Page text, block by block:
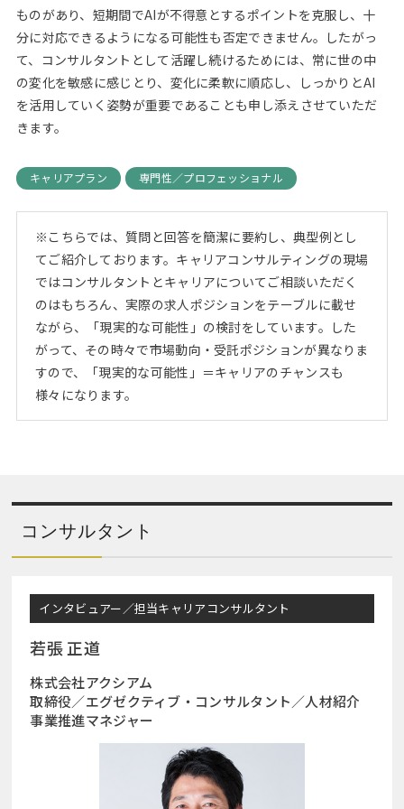
ものがあり、短期間でAIが不得意とするポイントを克服し、十
分に対応できるようになる可能性も否定できません。したがっ
て、コンサルタントとして活躍し続けるためには、常に世の中
の変化を敏感に感じとり、変化に柔軟に順応し、しっかりとAI
を活用していく姿勢が重要であることも申し添えさせていただ
きます。
キャリアプラン 専門性／プロフェッショナル
※こちらでは、質問と回答を簡潔に要約し、典型例とし
てご紹介しております。キャリアコンサルティングの現場
ではコンサルタントとキャリアについてご相談いただく
のはもちろん、実際の求人ポジションをテーブルに載せ
ながら、「現実的な可能性」の検討をしています。した
がって、その時々で市場動向・受託ポジションが異なりま
すので、「現実的な可能性」＝キャリアのチャンスも
様々になります。
コンサルタント
インタビュアー／担当キャリアコンサルタント
若張 正道
株式会社アクシアム
取締役／エグゼクティブ・コンサルタント／人材紹介
事業推進マネジャー